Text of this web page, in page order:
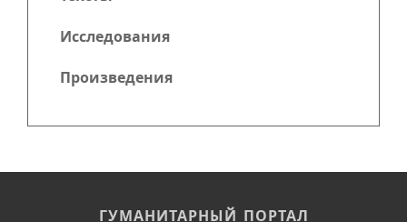
Исследования
Произведения
ГУМАНИТАРНЫЙ ПОРТАЛ